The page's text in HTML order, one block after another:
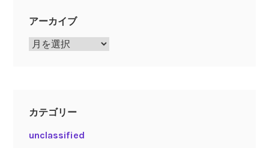
アーカイブ
ア
カテゴリー
unclassified